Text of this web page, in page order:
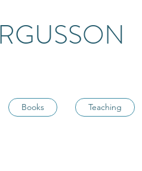
Books Teaching